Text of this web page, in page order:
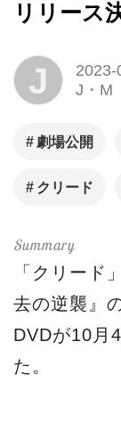
リリース
J
2023-
J・M
劇場公開
クリード
「クリード
去の逆襲』
DVDが10⽉
た。